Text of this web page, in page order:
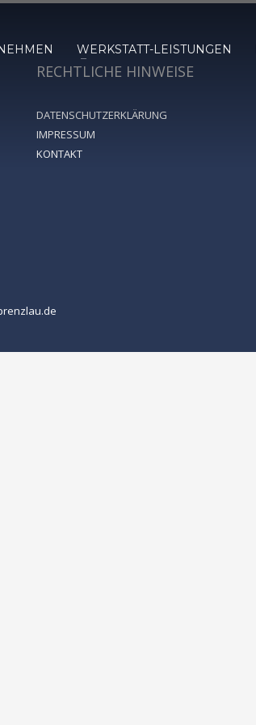
WERKSTATT-LEISTUNGEN
RECHTLICHE HINWEISE
DATENSCHUTZERKLÄRUNG
IMPRESSUM
KONTAKT